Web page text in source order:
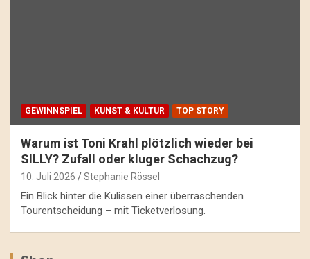
GEWINNSPIEL KUNST & KULTUR TOP STORY
Warum ist Toni Krahl plötzlich wieder bei
SILLY? Zufall oder kluger Schachzug?
10. Juli 2026 Stephanie Rössel
Ein Blick hinter die Kulissen einer überraschenden
Tourentscheidung – mit Ticketverlosung.